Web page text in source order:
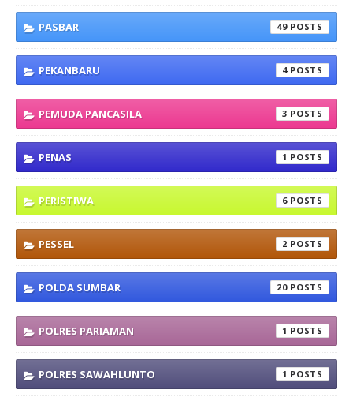
PASBAR 49
PEKANBARU 4
PEMUDA PANCASILA 3
PENAS 1
PERISTIWA 6
PESSEL 2
POLDA SUMBAR 20
POLRES PARIAMAN 1
POLRES SAWAHLUNTO 1